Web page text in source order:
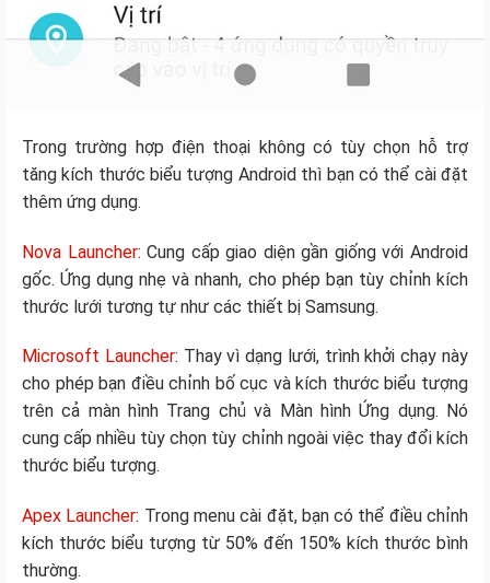
Trong trường hợp điện thoại không có tùy chọn hỗ trợ
tăng kích thước biểu tượng Android thì bạn có thể cài đặt
thêm ứng dụng.
Nova Launcher: Cung cấp giao diện gần giống với Android
gốc. Ứng dụng nhẹ và nhanh, cho phép bạn tùy chỉnh kích
thước lưới tương tự như các thiết bị Samsung.
Microsoft Launcher: Thay vì dạng lưới, trình khởi chạy này
cho phép bạn điều chỉnh bố cục và kích thước biểu tượng
trên cả màn hình Trang chủ và Màn hình Ứng dụng. Nó
cung cấp nhiều tùy chọn tùy chỉnh ngoài việc thay đổi kích
thước biểu tượng.
Apex Launcher: Trong menu cài đặt, bạn có thể điều chỉnh
kích thước biểu tượng từ 50% đến 150% kích thước bình
thường.